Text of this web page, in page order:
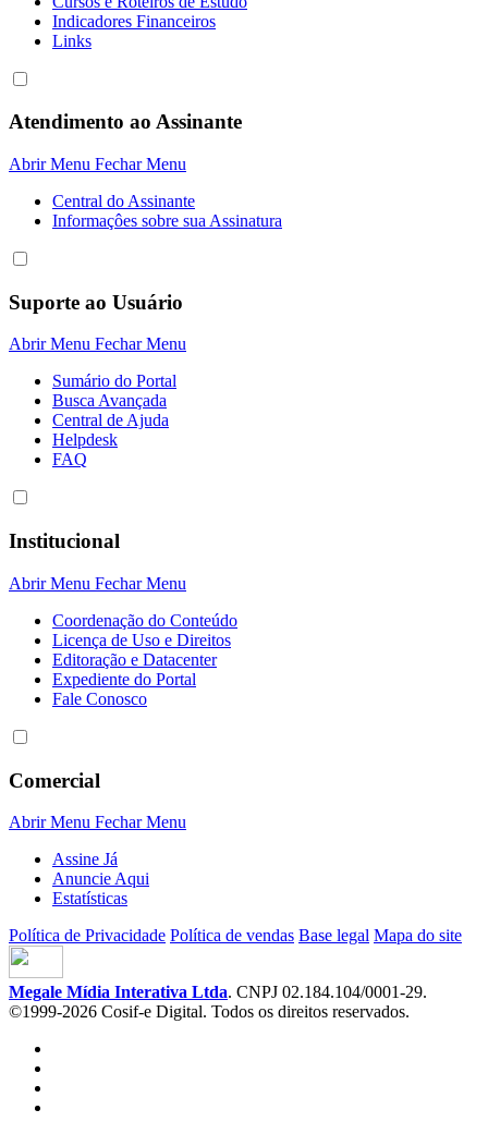
Indicadores Financeiros
Links
Atendimento ao Assinante
Abrir Menu Fechar Menu
Central do Assinante
Informaçôes sobre sua Assinatura
Suporte ao Usuário
Abrir Menu Fechar Menu
Sumário do Portal
Busca Avançada
Central de Ajuda
Helpdesk
FAQ
Institucional
Abrir Menu Fechar Menu
Coordenação do Conteúdo
Licença de Uso e Direitos
Editoração e Datacenter
Expediente do Portal
Fale Conosco
Comercial
Abrir Menu Fechar Menu
Assine Já
Anuncie Aqui
Estatísticas
Política de Privacidade Política de vendas Base legal Mapa do site
Megale Mídia Interativa Ltda. CNPJ 02.184.104/0001-29.
©1999-2026 Cosif-e Digital. Todos os direitos reservados.